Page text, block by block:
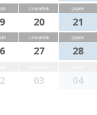
czwartek
20
piątek
21
czwartek
27
piątek
28
03 04